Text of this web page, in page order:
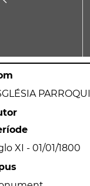
XI - 01/01/1800